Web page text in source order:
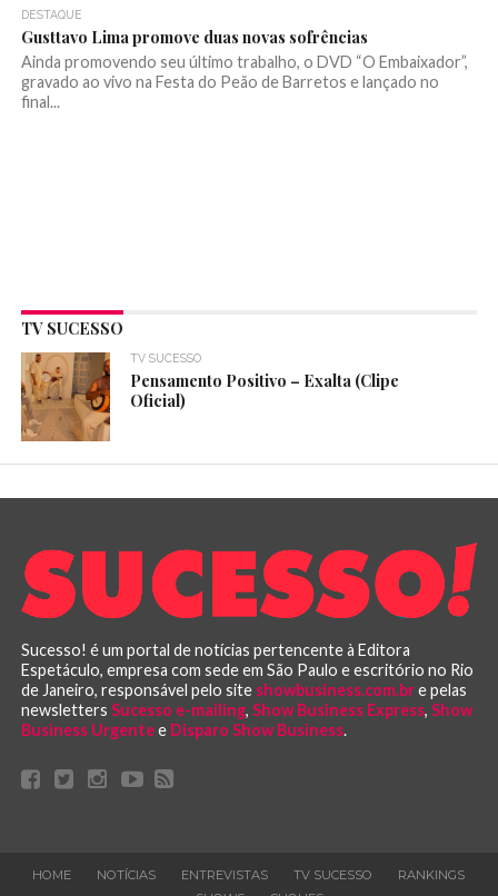
DESTAQUE
Gusttavo Lima promove duas novas sofrências
Ainda promovendo seu último trabalho, o DVD “O Embaixador”,
gravado ao vivo na Festa do Peão de Barretos e lançado no
final...
TV SUCESSO
TV SUCESSO
Pensamento Positivo – Exalta (Clipe
Oficial)
Sucesso! é um portal de notícias pertencente à Editora
Espetáculo, empresa com sede em São Paulo e escritório no Rio
de Janeiro, responsável pelo site showbusiness.com.bre pelas
newsletters Sucesso e-mailing, Show Business Express, Show
Business Urgentee Disparo Show Business.
HOME NOTÍCIAS ENTREVISTAS TV SUCESSO
RANKINGS